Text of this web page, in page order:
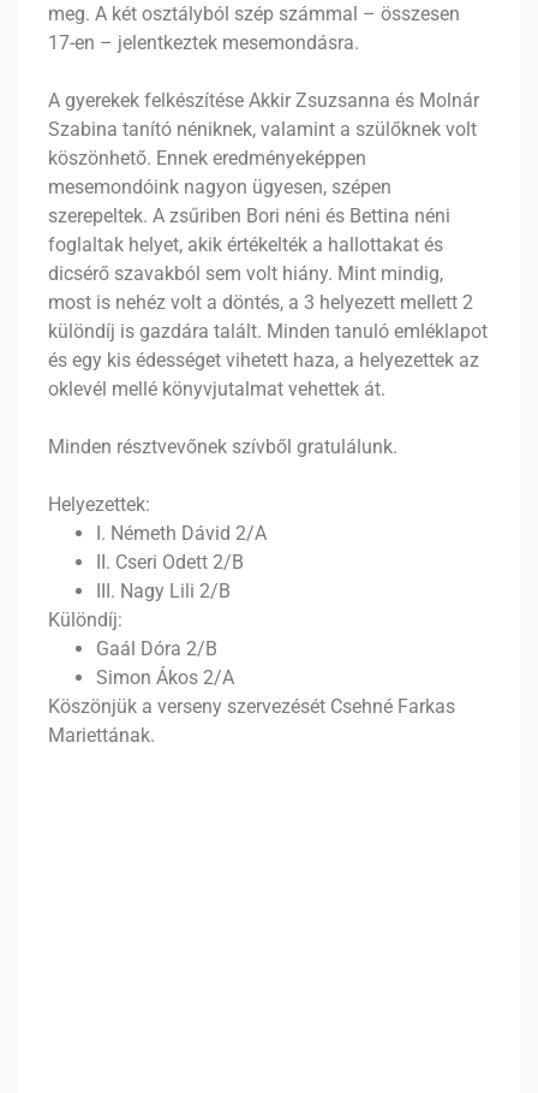
meg. A két osztályból szép számmal – összesen
17-en – jelentkeztek mesemondásra.
A gyerekek felkészítése Akkir Zsuzsanna és Molnár
Szabina tanító néniknek, valamint a szülőknek volt
köszönhető. Ennek eredményeképpen
mesemondóink nagyon ügyesen, szépen
szerepeltek. A zsűriben Bori néni és Bettina néni
foglaltak helyet, akik értékelték a hallottakat és
dicsérő szavakból sem volt hiány. Mint mindig,
most is nehéz volt a döntés, a 3 helyezett mellett 2
különdíj is gazdára talált. Minden tanuló emléklapot
és egy kis édességet vihetett haza, a helyezettek az
oklevél mellé könyvjutalmat vehettek át.
Minden résztvevőnek szívből gratulálunk.
Helyezettek:
I. Németh Dávid 2/A
II. Cseri Odett 2/B
III. Nagy Lili 2/B
Különdíj:
Gaál Dóra 2/B
Simon Ákos 2/A
Köszönjük a verseny szervezését Csehné Farkas
Mariettának.